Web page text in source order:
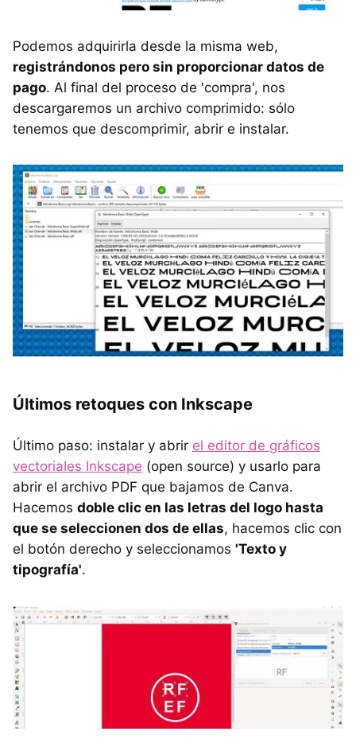
Podemos adquirirla desde la misma web,
registrándonos pero sin proporcionar datos de
pago. Al final del proceso de 'compra', nos
descargaremos un archivo comprimido: sólo
tenemos que descomprimir, abrir e instalar.
Últimos retoques con Inkscape
Último paso: instalar y abrir el editor de gráficos
vectoriales Inkscape (open source) y usarlo para
abrir el archivo PDF que bajamos de Canva.
Hacemos doble clic en las letras del logo hasta
que se seleccionen dos de ellas, hacemos clic con
el botón derecho y seleccionamos 'Texto y
tipografía'.